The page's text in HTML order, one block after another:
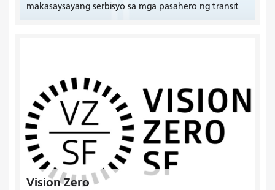
makasaysayang serbisyo sa mga pasahero ng transit
Vision Zero